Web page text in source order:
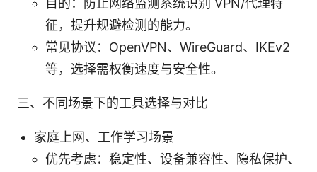
征，提升规避检测的能力。
常见协议：OpenVPN、WireGuard、IKEv2
等，选择需权衡速度与安全性。
三、不同场景下的工具选择与对比
家庭上网、工作学习场景
优先考虑：稳定性、设备兼容性、隐私保护、